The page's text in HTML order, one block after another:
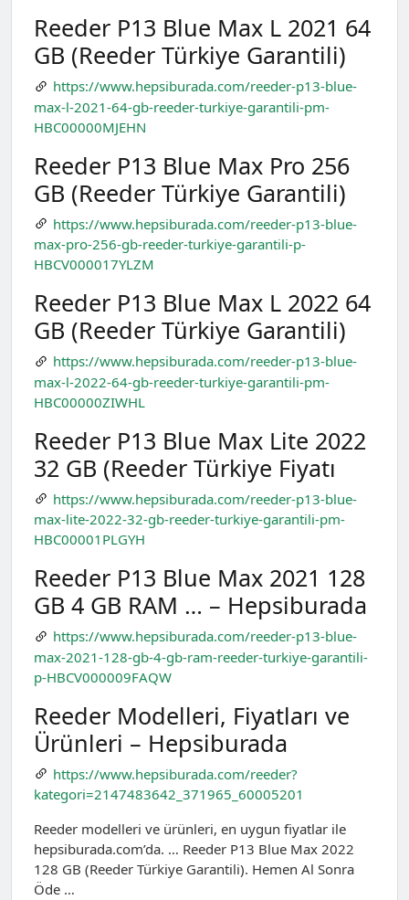
Reeder P13 Blue Max L 2021 64
GB (Reeder Türkiye Garantili)
https://www.hepsiburada.com/reeder-p13-blue-
max-l-2021-64-gb-reeder-turkiye-garantili-pm-
HBC00000MJEHN
Reeder P13 Blue Max Pro 256
GB (Reeder Türkiye Garantili)
https://www.hepsiburada.com/reeder-p13-blue-
max-pro-256-gb-reeder-turkiye-garantili-p-
HBCV000017YLZM
Reeder P13 Blue Max L 2022 64
GB (Reeder Türkiye Garantili)
https://www.hepsiburada.com/reeder-p13-blue-
max-l-2022-64-gb-reeder-turkiye-garantili-pm-
HBC00000ZIWHL
Reeder P13 Blue Max Lite 2022
32 GB (Reeder Türkiye Fiyatı
https://www.hepsiburada.com/reeder-p13-blue-
max-lite-2022-32-gb-reeder-turkiye-garantili-pm-
HBC00001PLGYH
Reeder P13 Blue Max 2021 128
GB 4 GB RAM … – Hepsiburada
https://www.hepsiburada.com/reeder-p13-blue-
max-2021-128-gb-4-gb-ram-reeder-turkiye-garantili-
p-HBCV000009FAQW
Reeder Modelleri, Fiyatları ve
Ürünleri – Hepsiburada
https://www.hepsiburada.com/reeder?
kategori=2147483642_371965_60005201
Reeder modelleri ve ürünleri, en uygun fiyatlar ile
hepsiburada.com’da. … Reeder P13 Blue Max 2022
128 GB (Reeder Türkiye Garantili). Hemen Al Sonra
Öde …